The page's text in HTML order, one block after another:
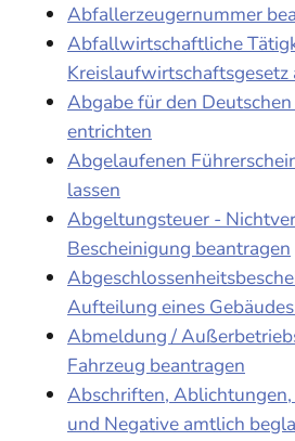
Abfallerzeugernummer
Abfallwirtschaftliche
Kreislaufwirtschaftsgesetz
Abgabe für den
entrichten
Abgelaufenen
lassen
Abgeltungsteuer -
Bescheinigung beantragen
Aufteilung eines
Abmeldung /
Fahrzeug beantragen
Abschriften,
und Negative amtlich